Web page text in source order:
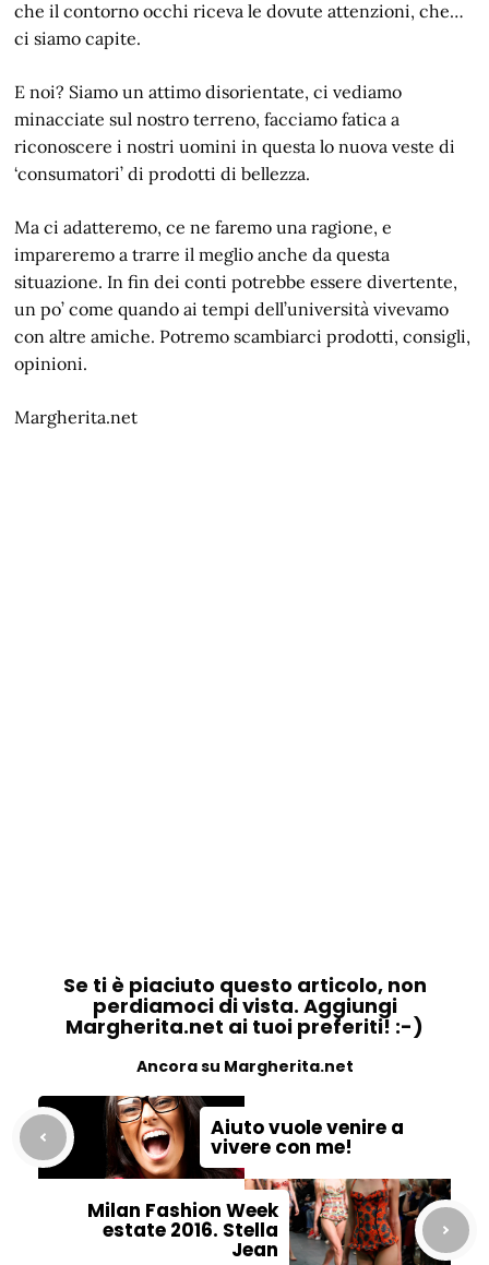
che il contorno occhi riceva le dovute attenzioni, che…
ci siamo capite.
E noi? Siamo un attimo disorientate, ci vediamo
minacciate sul nostro terreno, facciamo fatica a
riconoscere i nostri uomini in questa lo nuova veste di
‘consumatori’ di prodotti di bellezza.
Ma ci adatteremo, ce ne faremo una ragione, e
impareremo a trarre il meglio anche da questa
situazione. In fin dei conti potrebbe essere divertente,
un po’ come quando ai tempi dell’università vivevamo
con altre amiche. Potremo scambiarci prodotti, consigli,
opinioni.
Margherita.net
Se ti è piaciuto questo articolo, non
perdiamoci di vista. Aggiungi
Margherita.net ai tuoi preferiti! :-)
Ancora su Margherita.net
Aiuto vuole venire a
vivere con me!
Milan Fashion Week
estate 2016. Stella
Jean